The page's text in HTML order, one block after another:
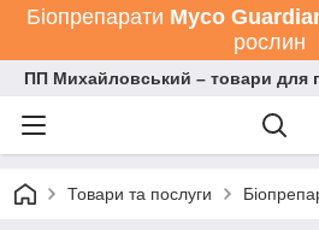
Біопрепарати Мyco
рослин
ПП Михайловський – товари для
Товари та послуги